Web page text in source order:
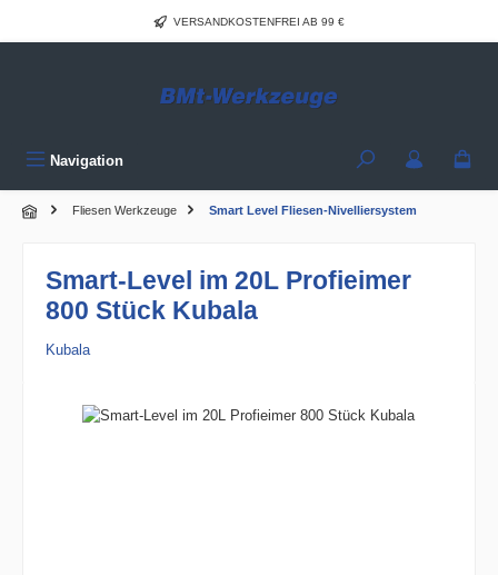
Zum Hauptinhalt springenVERSANDKOSTENFREI AB 99 €
Navigation
Fliesen Werkzeuge Smart Level Fliesen-Nivelliersystem
Smart-Level im 20L Profieimer
800 Stück Kubala
Kubala
Bildergalerie überspringen